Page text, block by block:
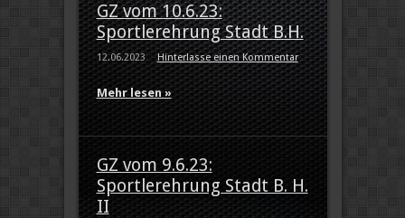
GZ vom 10.6.23:
Sportlerehrung Stadt B.H.
12.06.2023 Hinterlasse einen Kommentar
Mehr lesen »
GZ vom 9.6.23:
Sportlerehrung Stadt B. H.
II